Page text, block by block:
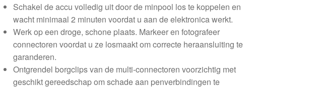
Schakel de accu volledig uit door de minpool los te koppelen en
wacht minimaal 2 minuten voordat u aan de elektronica werkt.
Werk op een droge, schone plaats. Markeer en fotografeer
connectoren voordat u ze losmaakt om correcte heraansluiting te
garanderen.
Ontgrendel borgclips van de multi-connectoren voorzichtig met
geschikt gereedschap om schade aan penverbindingen te